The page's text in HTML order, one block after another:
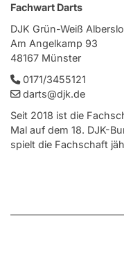
Fachwart Darts
DJK Grün-Weiß
Am Angelkamp 93
48167 Münster
0171/3455121
darts@djk.de
Seit 2018 ist die
Mal auf dem 18. DJK-
spielt die Fachschaft